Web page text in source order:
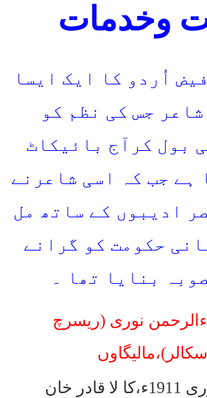
وخدمات
اُردو کا ایک ایسا
شاعر جس کی نظم کو
بول کرآج بائیکاٹ
ہے جب کہ اسی شاعرنے
ادیبوں کے ساتھ مل
حکومت کو گرانے
بنایا تھا ۔
نوری (ریسرچ
اسکالر)،مالیگاوں
ولادت:13 فروری 1911ء،کا لا قادر خان